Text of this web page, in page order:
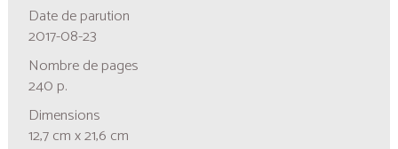
Date de parution
2017-08-23
Nombre de pages
240 p.
Dimensions
12,7 cm x 21,6 cm